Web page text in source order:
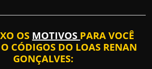
OS MOTIVOS PARA VOCÊ
CÓDIGOS DO LOAS RENAN
GONÇALVES: